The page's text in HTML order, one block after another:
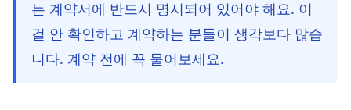
는 계약서에 반드시 명시되어 있어야 해요. 이
걸 안 확인하고 계약하는 분들이 생각보다 많습
니다. 계약 전에 꼭 물어보세요.